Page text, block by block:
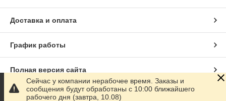
Доставка и оплата
График работы
Полная версия сайта
Сайт создан на маркетплейсеSatu.kz
Сейчас у компании нерабочее время. Заказы и
сообщения будут обработаны с 10:00 ближайшего
рабочего дня (завтра, 10.08)